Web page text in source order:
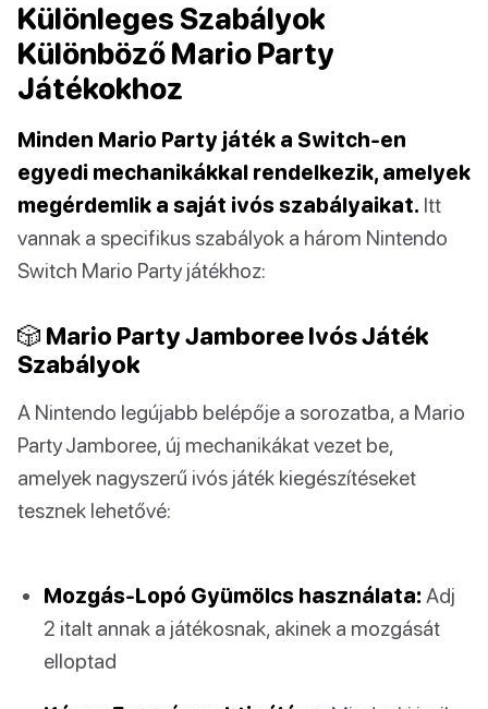
Különleges Szabályok
Különböző Mario Party
Játékokhoz
Minden Mario Party játék a Switch-en
egyedi mechanikákkal rendelkezik, amelyek
megérdemlik a saját ivós szabályaikat. Itt
vannak a specifikus szabályok a három Nintendo
Switch Mario Party játékhoz:
🎲 Mario Party Jamboree Ivós Játék
Szabályok
A Nintendo legújabb belépője a sorozatba, a Mario
Party Jamboree, új mechanikákat vezet be,
amelyek nagyszerű ivós játék kiegészítéseket
tesznek lehetővé:
Mozgás-Lopó Gyümölcs használata: Adj
2 italt annak a játékosnak, akinek a mozgását
elloptad